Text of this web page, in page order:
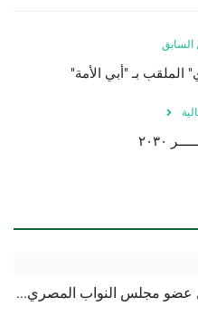
السابق
الملقب بـ "أبي الأمة"
٢٠٣٠
عضو مجلس النواب المصري...